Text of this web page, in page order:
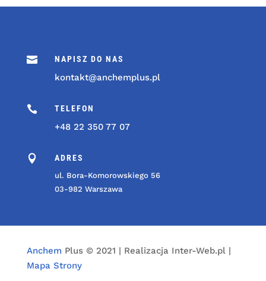
 NAPISZ DO NAS
kontakt@anchemplus.pl
 TELEFON
+48 22 350 77 07
 ADRES
ul. Bora-Komorowskiego 56
03-982 Warszawa
Anchem Plus © 2021 | Realizacja Inter-Web.pl |
Mapa Strony